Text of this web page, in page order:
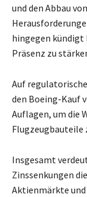
und den Abbau
hingegen kündigt
Präsenz zu
Auf
den Boeing-Kauf
Auflagen, um die
Flugzeugbauteile
Insgesamt
Zinssenkungen
Aktienmärkte und